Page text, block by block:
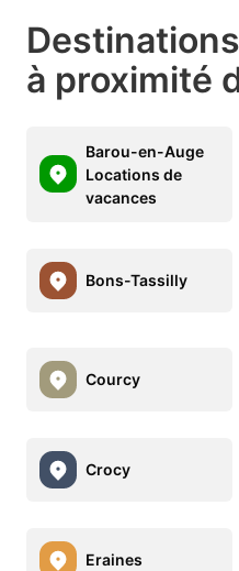
à proximité
Barou-en-Auge
Locations de
vacances
Bons-Tassilly
Courcy
Crocy
Eraines